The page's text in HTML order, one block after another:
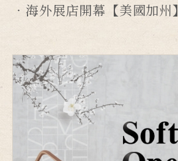
海外展店開幕【美國加州】